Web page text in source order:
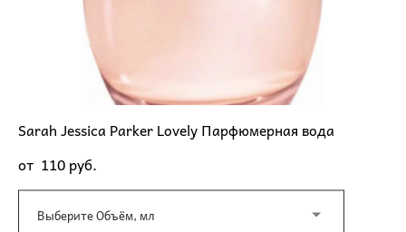
Sarah Jessica Parker Lovely Парфюмерная вода
от 110 pуб.
Выберите Объём, мл